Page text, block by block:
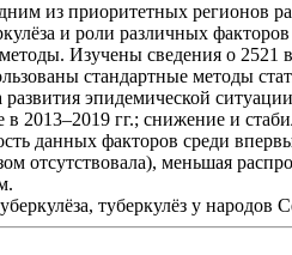
из приоритетных регионов
и роли различных
Изучены сведения о 2521
стандартные методы
эпидемической
2013–2019 гг.; снижение и
данных факторов среди
отсутствовала), меньшая
туберкулёз у народов